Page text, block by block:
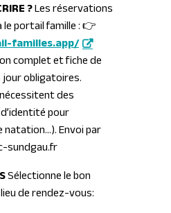
?Les réservations
le portail famille : 👉
familles.app/
complet et fiche de
obligatoires.
des
pour
natation…).Envoi par
sundgau.fr
Sélectionne le bon
de rendez-vous: